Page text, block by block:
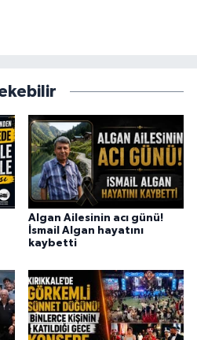
Algan Ailesinin acı günü!
İsmail Algan hayatını
kaybetti